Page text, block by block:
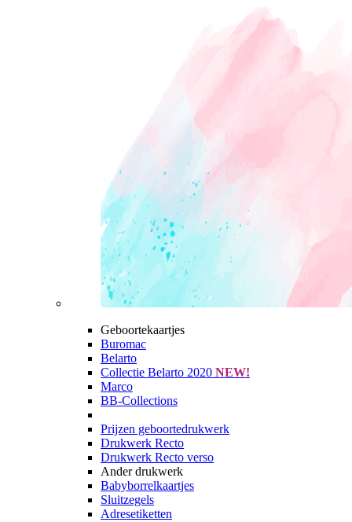
Geboortekaartjes
Buromac
Belarto
Collectie Belarto 2020 NEW!
Marco
BB-Collections
Prijzen geboortedrukwerk
Drukwerk Recto
Drukwerk Recto verso
Ander drukwerk
Babyborrelkaartjes
Sluitzegels
Adresetiketten